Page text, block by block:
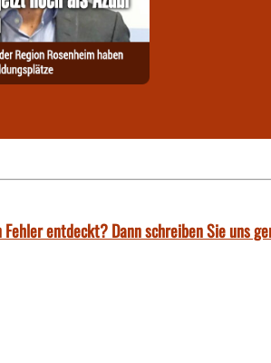
Fehler entdeckt? Dann schreiben Sie uns